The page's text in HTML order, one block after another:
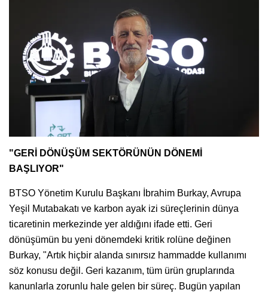
"GERİ DÖNÜŞÜM SEKTÖRÜNÜN DÖNEMİ
BAŞLIYOR"
BTSO Yönetim Kurulu Başkanı İbrahim Burkay, Avrupa
Yeşil Mutabakatı ve karbon ayak izi süreçlerinin dünya
ticaretinin merkezinde yer aldığını ifade etti. Geri
dönüşümün bu yeni dönemdeki kritik rolüne değinen
Burkay, "Artık hiçbir alanda sınırsız hammadde kullanımı
söz konusu değil. Geri kazanım, tüm ürün gruplarında
kanunlarla zorunlu hale gelen bir süreç. Bugün yapılan